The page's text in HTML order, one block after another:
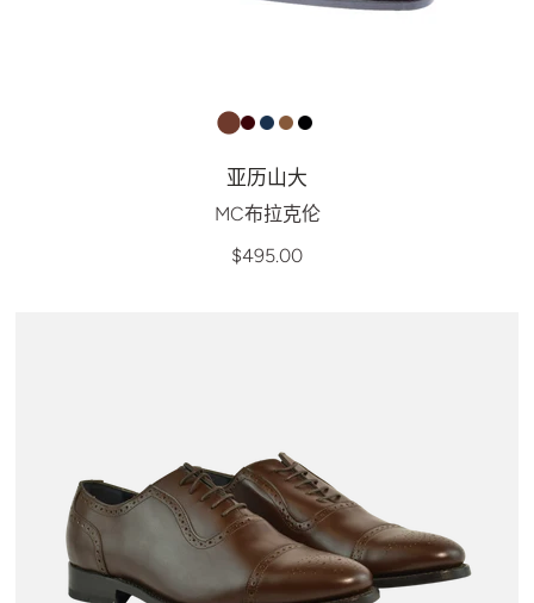
亚历山大
MC布拉克伦
$495.00